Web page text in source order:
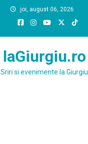
joi, august 06, 2026
laGiurgiu.ro
Sriri si evenimente la Giurgiu